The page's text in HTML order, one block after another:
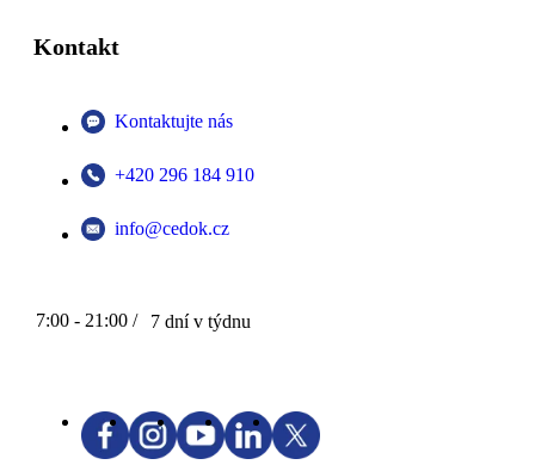
Kontakt
Kontaktujte nás
+420 296 184 910
info@cedok.cz
7:00 - 21:00 / 7 dní v týdnu